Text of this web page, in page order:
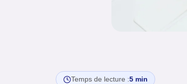
Temps de lecture :5 min